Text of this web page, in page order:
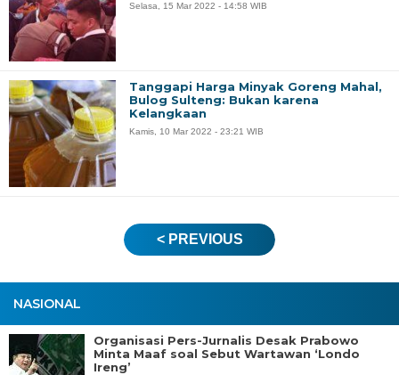
NASIONAL
Organisasi Pers-Jurnalis Desak Prabowo
Minta Maaf soal Sebut Wartawan ‘Londo
Ireng’
Selasa, 15 Mar 2022 - 14:58 WIB
Tanggapi Harga Minyak Goreng Mahal,
Bulog Sulteng: Bukan karena
Kelangkaan
Kamis, 10 Mar 2022 - 23:21 WIB
< PREVIOUS